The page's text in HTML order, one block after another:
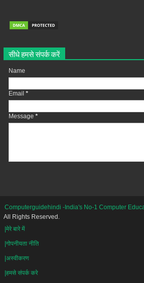
सीधे हमसे संपर्क करें
Name
Email *
Message *
Computerguidehindi -India's No-1 Computer
All Rights Reserved.
|मेरे बारे में
|गोपनीयता नीति
|अस्वीकरण
|हमसे संपर्क करे